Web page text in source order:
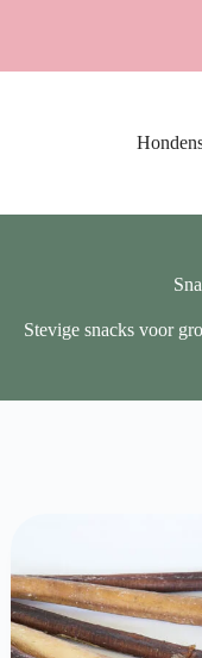
Stevige snacks voor